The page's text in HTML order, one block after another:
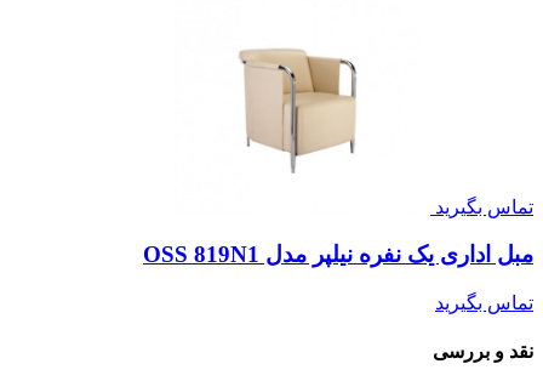
تماس بگیرید
مبل اداری یک نفره نیلپر مدل OSS 819N1
تماس بگیرید
نقد و بررسی